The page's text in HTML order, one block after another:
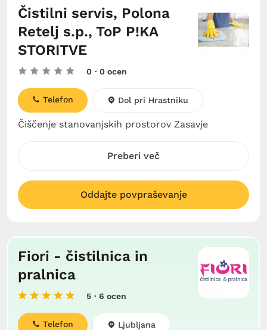
Čistilni servis, Polona
Retelj s.p., ToP P!KA
STORITVE
0 · 0 ocen
Čiščenje stanovanjskih prostorov Zasavje
Telefon Dol pri Hrastniku
Preberi več
Oddajte povpraševanje
Fiori - čistilnica in
pralnica
5 · 6 ocen
Telefon Ljubljana